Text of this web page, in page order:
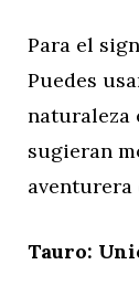
Para el
Puedes
naturaleza
sugieran
aventurera
Tauro: